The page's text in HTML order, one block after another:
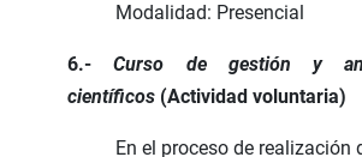
Modalidad: Presencial
6.-Curso de gestión y
científicos (Actividad voluntaria)
En el proceso de realización